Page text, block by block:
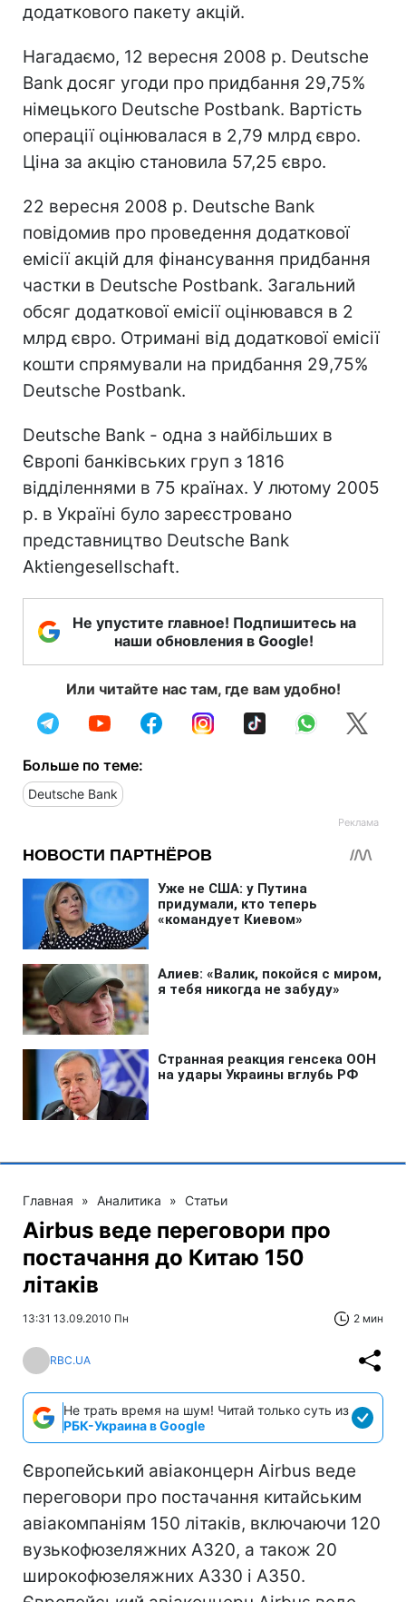
додаткового пакету акцій.
Нагадаємо, 12 вересня 2008 р. Deutsche
Bank досяг угоди про придбання 29,75%
німецького Deutsche Postbank. Вартість
операції оцінювалася в 2,79 млрд євро.
Ціна за акцію становила 57,25 євро.
22 вересня 2008 р. Deutsche Bank
повідомив про проведення додаткової
емісії акцій для фінансування придбання
частки в Deutsche Postbank. Загальний
обсяг додаткової емісії оцінювався в 2
млрд євро. Отримані від додаткової емісії
кошти спрямували на придбання 29,75%
Deutsche Postbank.
Deutsche Bank - одна з найбільших в
Європі банківських груп з 1816
відділеннями в 75 країнах. У лютому 2005
р. в Україні було зареєстровано
представництво Deutsche Bank
Aktiengesellschaft.
Не упустите главное! Подпишитесь на
наши обновления в Google!
Или читайте нас там, где вам удобно!
Больше по теме:
Deutsche Bank
Главная » Аналитика » Статьи
Airbus веде переговори про
постачання до Китаю 150
літаків
13:31 13.09.2010 Пн 2 мин
RBC.UA
Не трать время на шум! Читай только суть из
РБК-Украина в Google
Європейський авіаконцерн Airbus веде
переговори про постачання китайським
авіакомпаніям 150 літаків, включаючи 120
вузькофюзеляжних A320, а також 20
широкофюзеляжних A330 і A350.